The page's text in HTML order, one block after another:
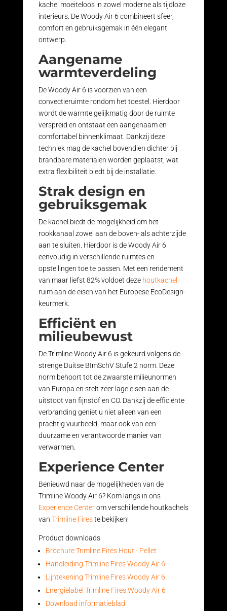
kachel moeiteloos in zowel moderne als tijdloze
interieurs. De Woody Air 6 combineert sfeer,
comfort en gebruiksgemak in één elegant
ontwerp.
Aangename
warmteverdeling
De Woody Air 6 is voorzien van een
convectieruimte rondom het toestel. Hierdoor
wordt de warmte gelijkmatig door de ruimte
verspreid en ontstaat een aangenaam en
comfortabel binnenklimaat. Dankzij deze
techniek mag de kachel bovendien dichter bij
brandbare materialen worden geplaatst, wat
extra flexibiliteit biedt bij de installatie.
Strak design en
gebruiksgemak
De kachel biedt de mogelijkheid om het
rookkanaal zowel aan de boven- als achterzijde
aan te sluiten. Hierdoor is de Woody Air 6
eenvoudig in verschillende ruimtes en
opstellingen toe te passen. Met een rendement
van maar liefst 82% voldoet deze houtkachel
ruim aan de eisen van het Europese EcoDesign-
keurmerk.
Efficiënt en
milieubewust
De Trimline Woody Air 6 is gekeurd volgens de
strenge Duitse BImSchV Stufe 2 norm. Deze
norm behoort tot de zwaarste milieunormen
van Europa en stelt zeer lage eisen aan de
uitstoot van fijnstof en CO. Dankzij de efficiënte
verbranding geniet u niet alleen van een
prachtig vuurbeeld, maar ook van een
duurzame en verantwoorde manier van
verwarmen.
Experience Center
Benieuwd naar de mogelijkheden van de
Trimline Woody Air 6? Kom langs in ons
Experience Centerom verschillende houtkachels
van Trimline Fireste bekijken!
Product downloads
Brochure Trimline Fires Hout - Pellet
Handleiding Trimline Fires Woody Air 6
Lijntekening Trimline Fires Woody Air 6
Energielabel Trimline Fires Woody Air 6
Download informatieblad